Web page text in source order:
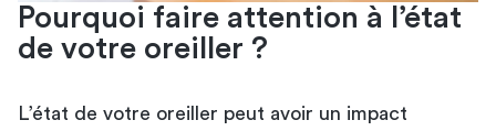
Pourquoi faire attention à l’état
de votre oreiller ?
L’état de votre oreiller peut avoir un impact